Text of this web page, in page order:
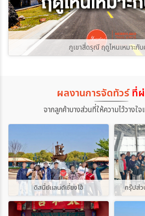
ภูเขาสี่ดรุณี ฤดูไหนเหมาะกั
ผลงานการจัดทัวร์ที่ผ่
จากลูกค้าบางส่วนที่ให้ความไว้วางใจ
ดิสนี่ย์แลนด์เซี่ยงไฮ้ กรุ๊ปส่ว